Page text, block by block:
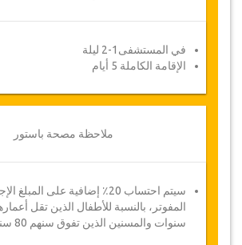
في المستشفى1-2 ليلة
الإقامة الكاملة 5 أيام
ملاحظة مصحة باستور
سيتم احتساب 20٪ إضافية على المبلغ
سنوات والمسنين الذين تفوق سنهم 80 سنة